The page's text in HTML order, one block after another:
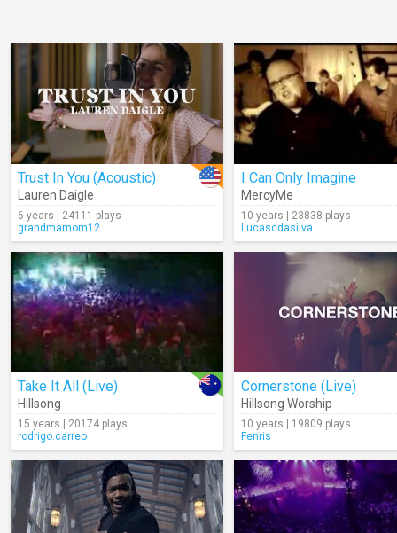
Trust In You (Acoustic)
Lauren Daigle
6 years | 24111 plays
grandmamom12
I Can Only Imagine
MercyMe
10 years | 23838 plays
Lucascdasilva
Take It All (Live)
Hillsong
15 years | 20174 plays
rodrigo.carreo
Cornerstone (Live)
Hillsong Worship
10 years | 19809 plays
Fenris